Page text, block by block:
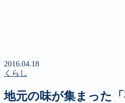
2016.04.18
くらし
地元の味が集まった